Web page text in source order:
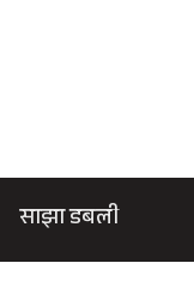
साझा डबली